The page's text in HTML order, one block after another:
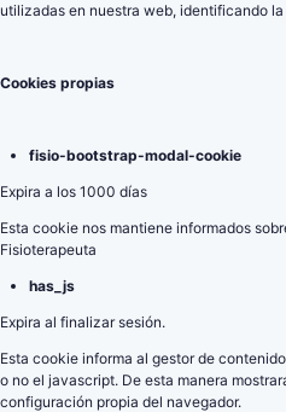
utilizadas en nuestra web, identificando
Cookies propias
fisio-bootstrap-modal-cookie
Expira a los 1000 días
Esta cookie nos mantiene informados
Fisioterapeuta
has_js
Expira al finalizar sesión.
Esta cookie informa al gestor de
o no el javascript. De esta manera
configuración propia del navegador.